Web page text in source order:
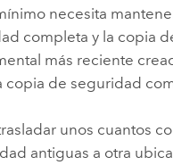
necesita
completa y la copia
más reciente
copia de seguridad
unos cuantos
antiguas a otra